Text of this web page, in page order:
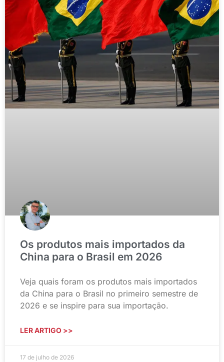
Os produtos mais importados da
China para o Brasil em 2026
Veja quais foram os produtos mais importados
da China para o Brasil no primeiro semestre de
2026 e se inspire para sua importação.
LER ARTIGO >>
17 de julho de 2026